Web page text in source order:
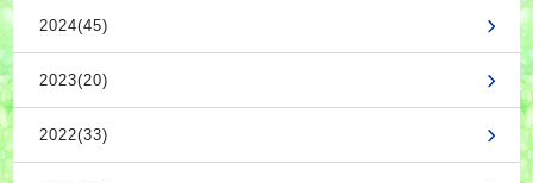
2024(45)
2023(20)
2022(33)